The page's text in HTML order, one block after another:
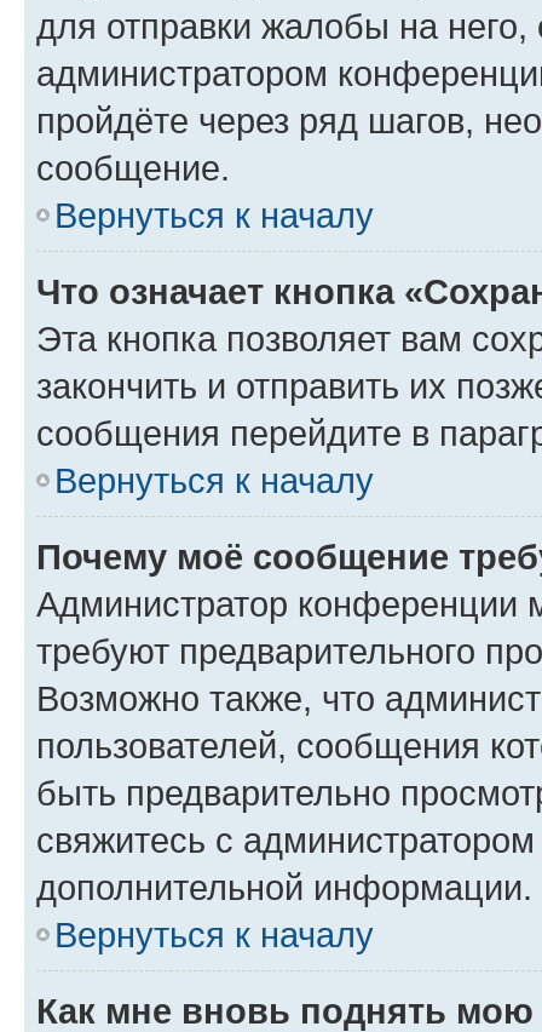
для отправки жалобы на
администратором
пройдёте через ряд шагов,
сообщение.
Вернуться к началу
Что означает кнопка
Эта кнопка позволяет вам
закончить и отправить их
сообщения перейдите в
Вернуться к началу
Почему моё сообщение
Администратор конференции
требуют предварительного
Возможно также, что
пользователей, сообщения
быть предварительно
свяжитесь с
дополнительной информации.
Вернуться к началу
Как мне вновь поднять мою